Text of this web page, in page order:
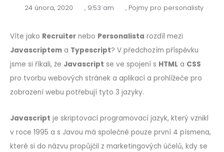
24 února, 2020 , 9:53 am , Pojmy pro personalisty
Víte jako Recruiter nebo Personalista rozdíl mezi
Javascriptem a Typescript? V předchozím příspěvku
jsme si říkali, že Javascript se ve spojení s HTML a CSS
pro tvorbu webových stránek a aplikací a prohlížeče pro
zobrazení webu potřebují tyto 3 jazyky.
Javascript je skriptovací programovací jazyk, který vznikl
v roce 1995 a s Javou má společné pouze první 4 písmena,
které si do názvu propůjčil z marketingových účelů, kdy se